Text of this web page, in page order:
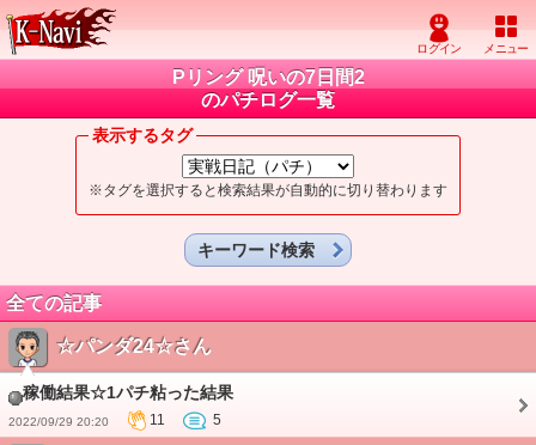
Pリング 呪いの7日間2
のパチログ一覧
表示するタグ
※タグを選択すると検索結果が自動的に切り替わります
キーワード検索
全ての記事
☆パンダ24☆さん
稼働結果☆1パチ粘った結果
2022/09/29 20:20 11 5